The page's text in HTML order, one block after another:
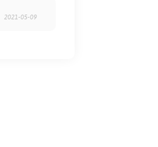
2021-05-09